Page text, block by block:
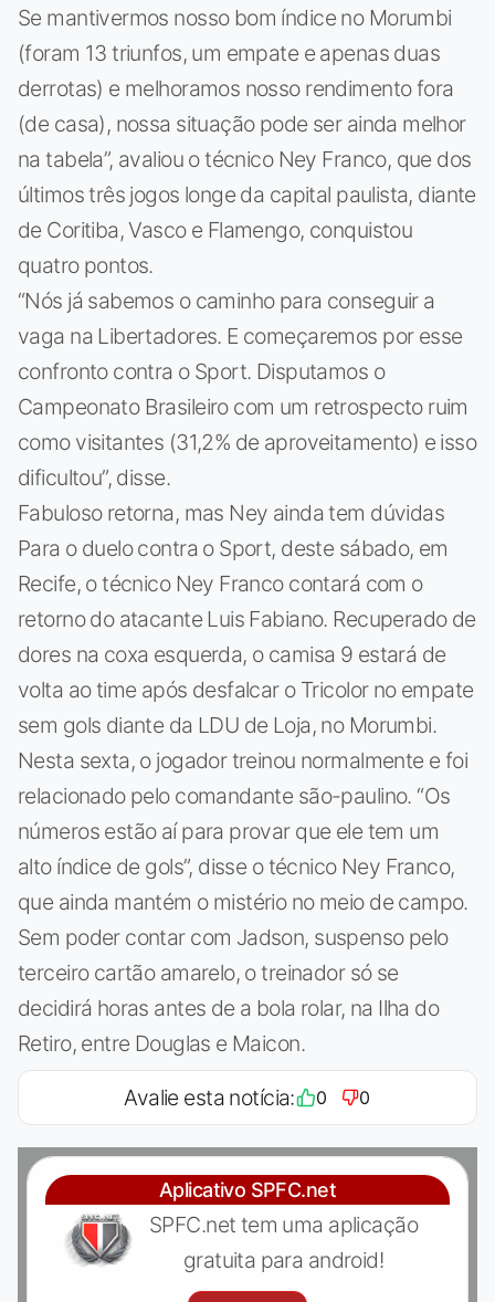
Se mantivermos nosso bom índice no Morumbi
(foram 13 triunfos, um empate e apenas duas
derrotas) e melhoramos nosso rendimento fora
(de casa), nossa situação pode ser ainda melhor
na tabela”, avaliou o técnico Ney Franco, que dos
últimos três jogos longe da capital paulista, diante
de Coritiba, Vasco e Flamengo, conquistou
quatro pontos.
“Nós já sabemos o caminho para conseguir a
vaga na Libertadores. E começaremos por esse
confronto contra o Sport. Disputamos o
Campeonato Brasileiro com um retrospecto ruim
como visitantes (31,2% de aproveitamento) e isso
dificultou”, disse.
Fabuloso retorna, mas Ney ainda tem dúvidas
Para o duelo contra o Sport, deste sábado, em
Recife, o técnico Ney Franco contará com o
retorno do atacante Luis Fabiano. Recuperado de
dores na coxa esquerda, o camisa 9 estará de
volta ao time após desfalcar o Tricolor no empate
sem gols diante da LDU de Loja, no Morumbi.
Nesta sexta, o jogador treinou normalmente e foi
relacionado pelo comandante são-paulino. “Os
números estão aí para provar que ele tem um
alto índice de gols”, disse o técnico Ney Franco,
que ainda mantém o mistério no meio de campo.
Sem poder contar com Jadson, suspenso pelo
terceiro cartão amarelo, o treinador só se
decidirá horas antes de a bola rolar, na Ilha do
Retiro, entre Douglas e Maicon.
Avalie esta notícia: 0 0
Aplicativo SPFC.net
SPFC.net tem uma aplicação
gratuita para android!